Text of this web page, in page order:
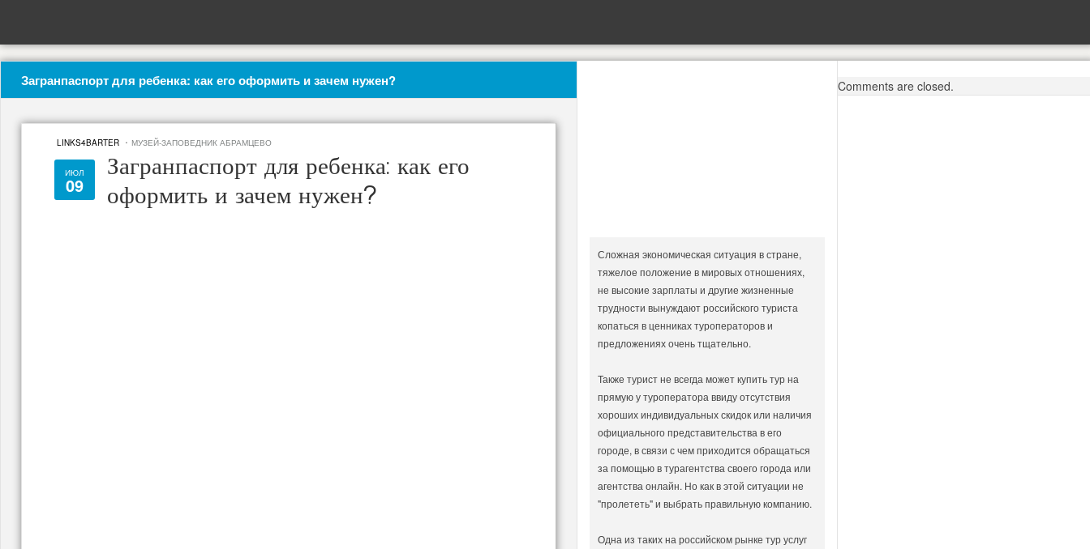
Загранпаспорт для ребенка: как его оформить и зачем нужен?
LINKS4BARTER · МУЗЕЙ-ЗАПОВЕДНИК АБРАМЦЕВО
ИЮЛ
09
Загранпаспорт для ребенка: как его
оформить и зачем нужен?
Сложная экономическая ситуация в стране,
тяжелое положение в мировых отношениях,
не высокие зарплаты и другие жизненные
трудности вынуждают российского туриста
копаться в ценниках туроператоров и
предложениях очень тщательно.
Также турист не всегда может купить тур на
прямую у туроператора ввиду отсутствия
хороших индивидуальных скидок или наличия
официального представительства в его
городе, в связи с чем приходится обращаться
за помощью в турагентства своего города или
агентства онлайн. Но как в этой ситуации не
"пролететь" и выбрать правильную компанию.
Одна из таких на российском рынке тур услуг
Comments are closed.